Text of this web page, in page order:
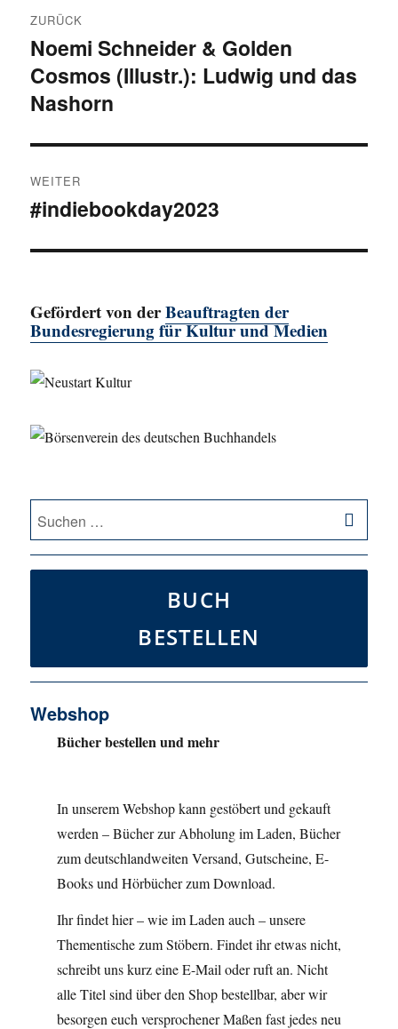
ZURÜCK
Vorheriger
Beitrag:
Noemi Schneider & Golden
Cosmos (Illustr.): Ludwig und das
Nashorn
WEITER
Nächster
#indiebookday2023
Gefördert von derBeauftragten der
Bundesregierung für Kultur und Medien
Suche
nach:
BUCH
BESTELLEN
Webshop
Bücher bestellen und mehr
In unserem Webshop kann gestöbert und gekauft
werden – Bücher zur Abholung im Laden, Bücher
zum deutschlandweiten Versand, Gutscheine, E-
Books und Hörbücher zum Download.
Ihr findet hier – wie im Laden auch – unsere
Thementische zum Stöbern. Findet ihr etwas nicht,
schreibt uns kurz eine E-Mail oder ruft an. Nicht
alle Titel sind über den Shop bestellbar, aber wir
besorgen euch versprochener Maßen fast jedes neu